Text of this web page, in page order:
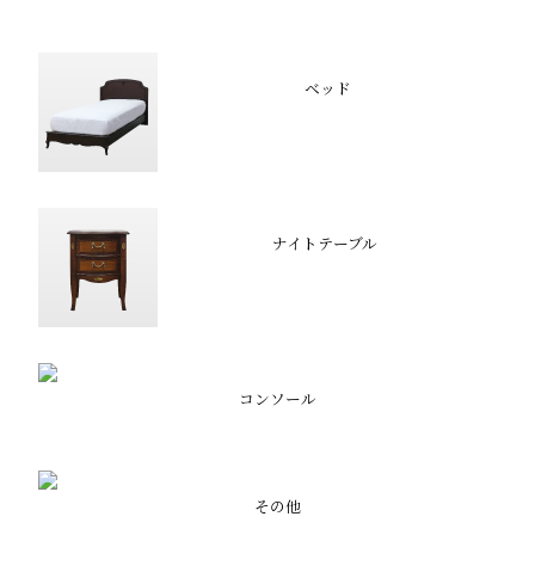
ベッド
ナイトテーブル
コンソール
その他